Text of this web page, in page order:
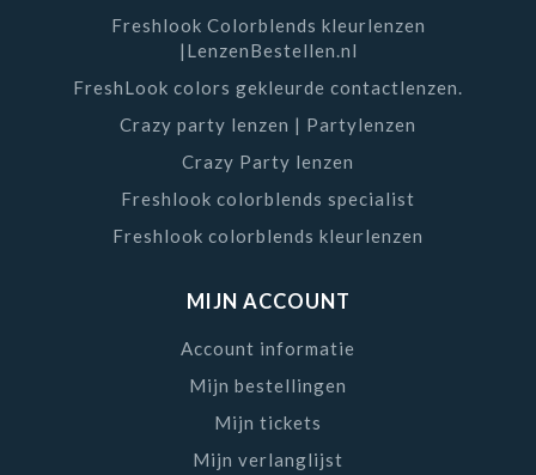
Freshlook Colorblends kleurlenzen
|LenzenBestellen.nl
FreshLook colors gekleurde contactlenzen.
Crazy party lenzen | Partylenzen
Crazy Party lenzen
Freshlook colorblends specialist
Freshlook colorblends kleurlenzen
MIJN ACCOUNT
Account informatie
Mijn bestellingen
Mijn tickets
Mijn verlanglijst